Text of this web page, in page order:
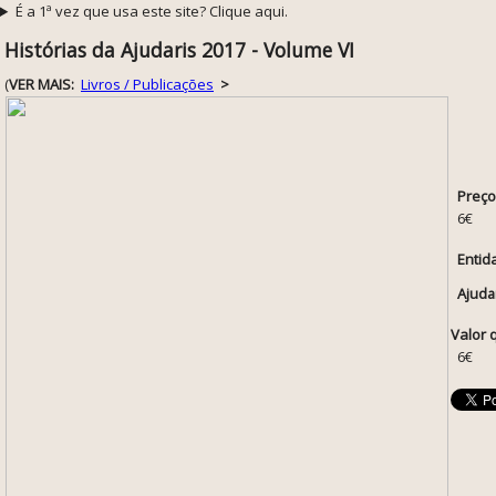
É a 1ª vez que usa este site? Clique aqui.
Histórias da Ajudaris 2017 - Volume VI
(VER MAIS: Livros / Publicações >
6€
Valor
6€